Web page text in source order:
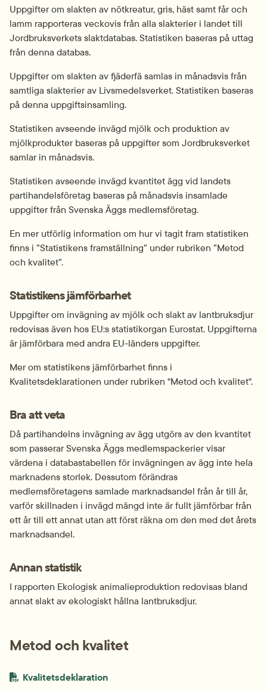
Uppgifter om slakten av nötkreatur, gris, häst samt får och
lamm rapporteras veckovis från alla slakterier i landet till
Jordbruksverkets slaktdatabas. Statistiken baseras på uttag
från denna databas.
Uppgifter om slakten av fjäderfä samlas in månadsvis från
samtliga slakterier av Livsmedelsverket. Statistiken baseras
på denna uppgiftsinsamling.
Statistiken avseende invägd mjölk och produktion av
mjölkprodukter baseras på uppgifter som Jordbruksverket
samlar in månadsvis.
Statistiken avseende invägd kvantitet ägg vid landets
partihandelsföretag baseras på månadsvis insamlade
uppgifter från Svenska Äggs medlemsföretag.
En mer utförlig information om hur vi tagit fram statistiken
finns i ”Statistikens framställning” under rubriken ”Metod
och kvalitet”.
Statistikens jämförbarhet
Uppgifter om invägning av mjölk och slakt av lantbruksdjur
redovisas även hos EU:s statistikorgan Eurostat. Uppgifterna
är jämförbara med andra EU-länders uppgifter.
Mer om statistikens jämförbarhet finns i
Kvalitetsdeklarationen under rubriken "Metod och kvalitet".
Bra att veta
Då partihandelns invägning av ägg utgörs av den kvantitet
som passerar Svenska Äggs medlemspackerier visar
värdena i databastabellen för invägningen av ägg inte hela
marknadens storlek. Dessutom förändras
medlemsföretagens samlade marknadsandel från år till år,
varför skillnaden i invägd mängd inte är fullt jämförbar från
ett år till ett annat utan att först räkna om den med det årets
marknadsandel.
Annan statistik
I rapporten Ekologisk animalieproduktion redovisas bland
annat slakt av ekologiskt hållna lantbruksdjur.
Metod och kvalitet
PDF-fil.
Kvalitetsdeklarationpdf, 280.9 kB.